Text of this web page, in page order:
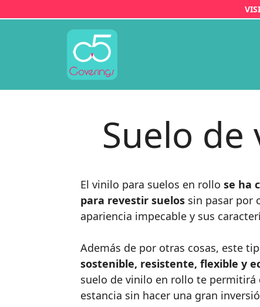
al
Suelo
El vinilo para suelos en rollo se ha
para revestir suelos sin pasar por
apariencia impecable y sus
Además de por otras cosas, este
sostenible, resistente, flexible y
suelo de vinilo en rollo te
estancia sin hacer una gran